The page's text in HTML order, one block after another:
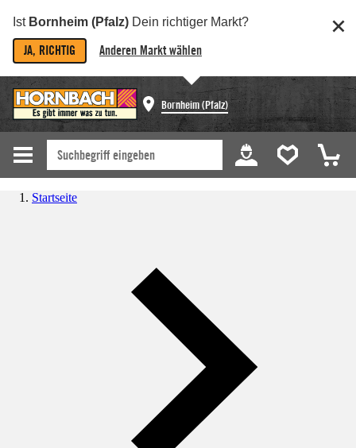
Ist Bornheim (Pfalz) Dein richtiger Markt?
JA, RICHTIG Anderen Markt wählen
Bornheim (Pfalz)
Startseite